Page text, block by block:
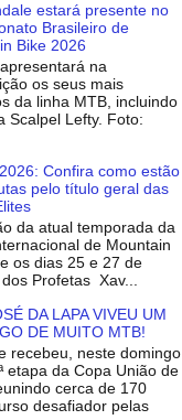
estará presente no
Brasileiro de
Bike 2026
na
os seus mais
da linha MTB, incluindo
Scalpel Lefty. Foto:
Confira como estão
pelo título geral das
da atual temporada da
de Mountain
os dias 25 e 27 de
Profetas Xav...
DA LAPA VIVEU UM
DE MUITO MTB!
recebeu, neste domingo
etapa da Copa União de
cerca de 170
desafiador pelas